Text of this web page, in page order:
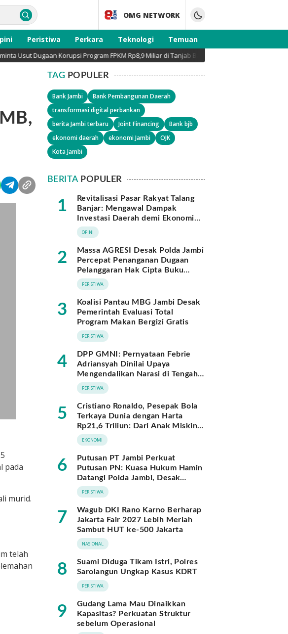
OMG NETWORK
Peristiwa Perkara Teknologi Temuan
Dugaan Korupsi Program FPKM Rp8,9 Miliar di Tanjab Barat
pada
murid.
telah
TAG POPULER
Bank Jambi
Bank Pembangunan Daerah
transformasi digital perbankan
berita Jambi terbaru
Joint Financing
Bank bjb
ekonomi daerah
ekonomi Jambi
OJK
Kota Jambi
BERITAPOPULER
1
Revitalisasi Pasar Rakyat Talang
Banjar: Mengawal Dampak
Investasi Daerah demi Ekonomi
Berkelanjutan
OPINI
2
Massa AGRESI Desak Polda Jambi
Percepat Penanganan Dugaan
Pelanggaran Hak Cipta Buku
Hukum Adat Melayu Jambi
PERISTIWA
3
Koalisi Pantau MBG Jambi Desak
Pemerintah Evaluasi Total
Program Makan Bergizi Gratis
PERISTIWA
4
DPP GMNI: Pernyataan Febrie
Adriansyah Dinilai Upaya
Mengendalikan Narasi di Tengah
Deretan Fakta yang Belum
Terjawab
PERISTIWA
5
Cristiano Ronaldo, Pesepak Bola
Terkaya Dunia dengan Harta
Rp21,6 Triliun: Dari Anak Miskin
hingga Miliarder
EKONOMI
6
Putusan PT Jambi Perkuat
Putusan PN: Kuasa Hukum Hamin
Datangi Polda Jambi, Desak
Pengusutan Dugaan Penipuan dan
Penggelapan BPKB
PERISTIWA
7
Wagub DKI Rano Karno Berharap
Jakarta Fair 2027 Lebih Meriah
Sambut HUT ke-500 Jakarta
NASIONAL
8
Suami Diduga Tikam Istri, Polres
Sarolangun Ungkap Kasus KDRT
PERISTIWA
9
Gudang Lama Mau Dinaikkan
Kapasitas? Perkuatan Struktur
sebelum Operasional